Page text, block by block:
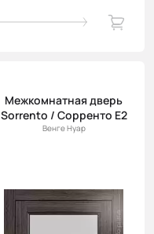
Межкомнатная дверь
Sorrento / Сорренто Е2
Венге Нуар